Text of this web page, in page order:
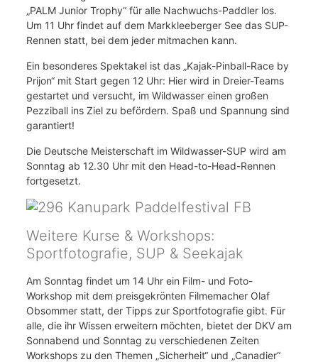
„PALM Junior Trophy“ für alle Nachwuchs-Paddler los.
Um 11 Uhr findet auf dem Markkleeberger See das SUP-
Rennen statt, bei dem jeder mitmachen kann.
Ein besonderes Spektakel ist das „Kajak-Pinball-Race by
Prijon“ mit Start gegen 12 Uhr: Hier wird in Dreier-Teams
gestartet und versucht, im Wildwasser einen großen
Pezziball ins Ziel zu befördern. Spaß und Spannung sind
garantiert!
Die Deutsche Meisterschaft im Wildwasser-SUP wird am
Sonntag ab 12.30 Uhr mit den Head-to-Head-Rennen
fortgesetzt.
Weitere Kurse & Workshops:
Sportfotografie, SUP & Seekajak
Am Sonntag findet um 14 Uhr ein Film- und Foto-
Workshop mit dem preisgekrönten Filmemacher Olaf
Obsommer statt, der Tipps zur Sportfotografie gibt. Für
alle, die ihr Wissen erweitern möchten, bietet der DKV am
Sonnabend und Sonntag zu verschiedenen Zeiten
Workshops zu den Themen „Sicherheit“ und „Canadier“